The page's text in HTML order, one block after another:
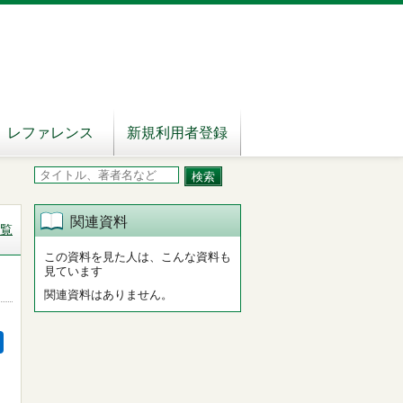
レファレンス 新規利用者登録
関連資料
この資料を見た人は、こんな資料も
見ています
関連資料はありません。